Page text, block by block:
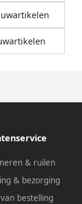
& ruilen
& bezorging
bestelling